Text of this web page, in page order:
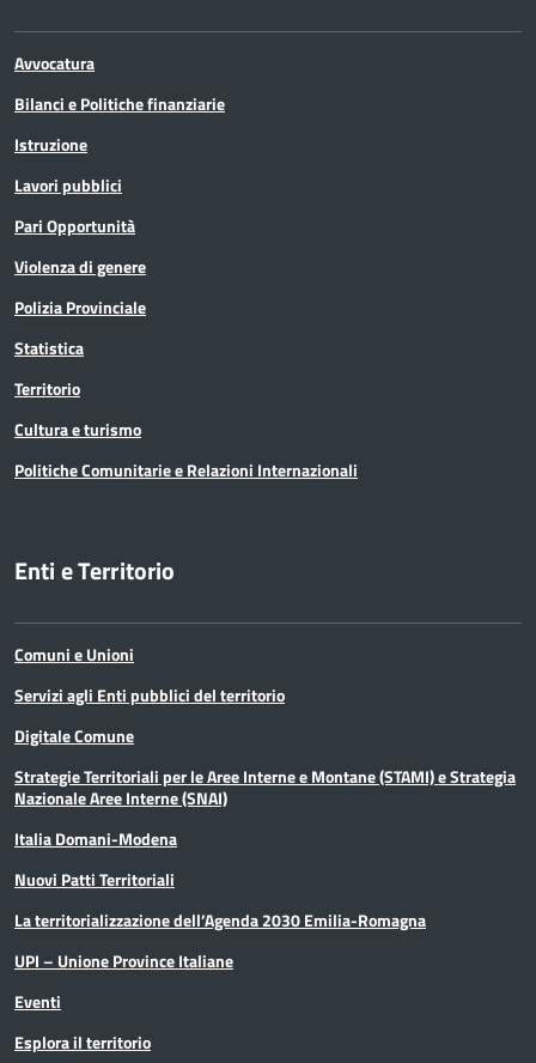
Avvocatura
Bilanci e Politiche finanziarie
Istruzione
Lavori pubblici
Pari Opportunità
Violenza di genere
Polizia Provinciale
Statistica
Territorio
Cultura e turismo
Politiche Comunitarie e Relazioni Internazionali
Enti e Territorio
Comuni e Unioni
Servizi agli Enti pubblici del territorio
Digitale Comune
Strategie Territoriali per le Aree Interne e Montane (STAMI) e Strategia
Nazionale Aree Interne (SNAI)
Italia Domani-Modena
Nuovi Patti Territoriali
La territorializzazione dell’Agenda 2030 Emilia-Romagna
UPI – Unione Province Italiane
Eventi
Esplora il territorio